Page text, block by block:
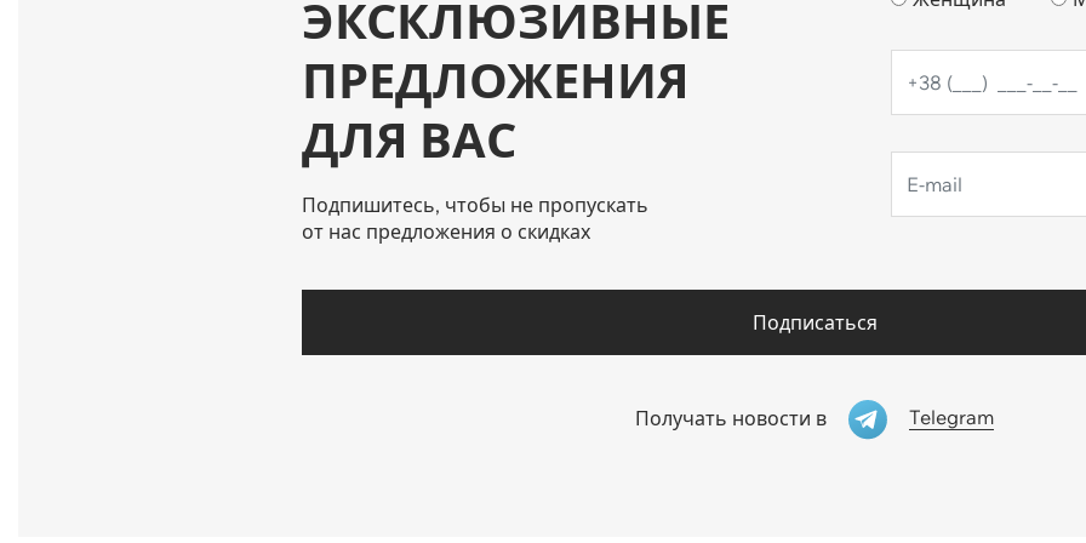
ЭКСКЛЮЗИВНЫЕ
ПРЕДЛОЖЕНИЯ
ДЛЯ ВАС
Подпишитесь, чтобы не пропускать
от нас предложения о скидках
Подписаться
Получать новости в Telegram